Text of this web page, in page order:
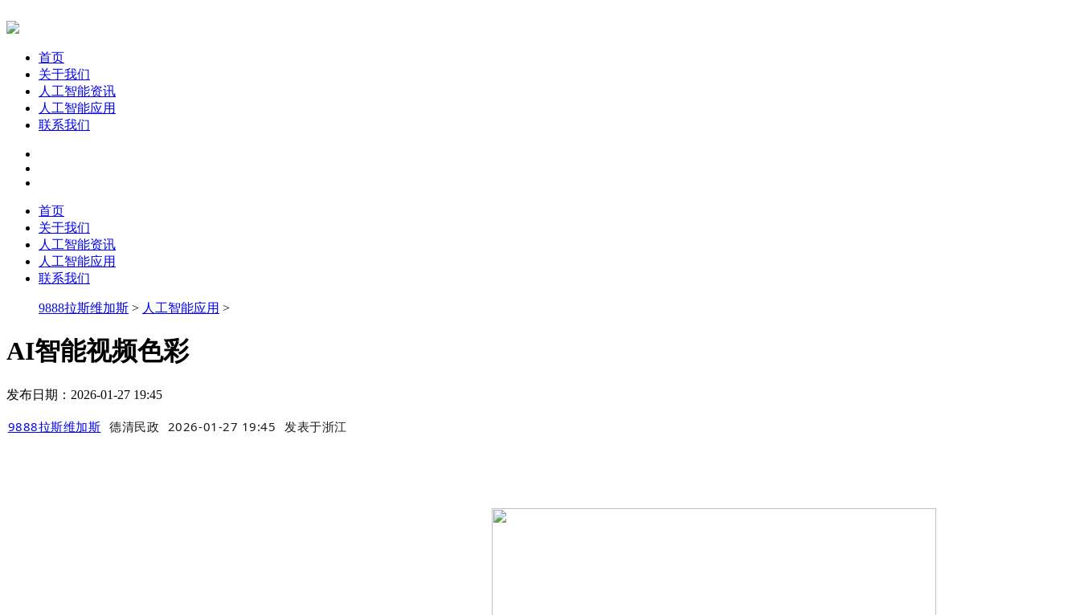
首页
关于我们
人工智能资讯
人工智能应用
联系我们
首页
关于我们
人工智能资讯
人工智能应用
联系我们
9888拉斯维加斯 > 人工智能应用 >
AI智能视频色彩
发布日期：2026-01-27 19:45
9888拉斯维加斯 德清民政 2026-01-27 19:45 发表于浙江